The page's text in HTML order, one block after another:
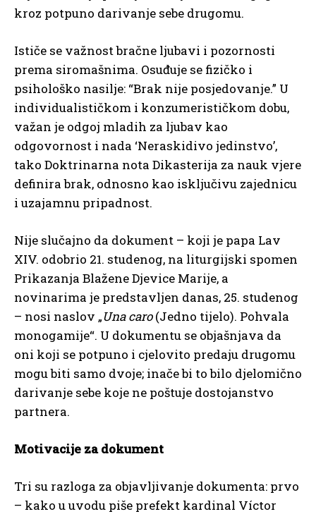
kroz potpuno darivanje sebe drugomu.
Ističe se važnost bračne ljubavi i pozornosti
prema siromašnima. Osuđuje se fizičko i
psihološko nasilje: “Brak nije posjedovanje.” U
individualističkom i konzumerističkom dobu,
važan je odgoj mladih za ljubav kao
odgovornost i nada ‘Neraskidivo jedinstvo’,
tako Doktrinarna nota Dikasterija za nauk vjere
definira brak, odnosno kao isključivu zajednicu
i uzajamnu pripadnost.
Nije slučajno da dokument – ​​koji je papa Lav
XIV. odobrio 21. studenog, na liturgijski spomen
Prikazanja Blažene Djevice Marije, a
novinarima je predstavljen danas, 25. studenog
– nosi naslov „Una caro(Jedno tijelo). Pohvala
monogamije“. U dokumentu se objašnjava da
oni koji se potpuno i cjelovito predaju drugomu
mogu biti samo dvoje; inače bi to bilo djelomično
darivanje sebe koje ne poštuje dostojanstvo
partnera.
Motivacije za dokument
Tri su razloga za objavljivanje dokumenta: prvo
– kako u uvodu piše prefekt kardinal Víctor